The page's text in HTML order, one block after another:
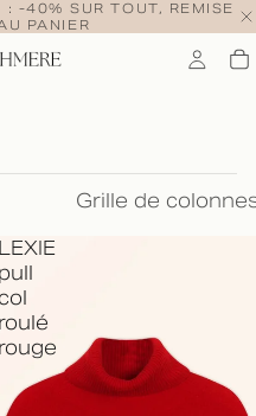
: -40% SUR TOUT, REMISE
PANIER
Grille de
LEXIE
pull
roulé
rouge